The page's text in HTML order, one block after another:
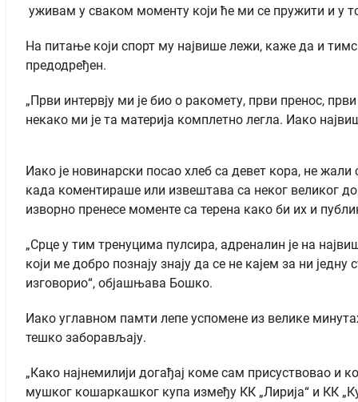
уживам у сваком моменту који ће ми се пружити и у
На питање који спорт му највише лежи, каже да и
предодређен.
„Први интервју ми је био о ракомету, први пренос,
некако ми је та материја комплетно легла. Иако
Иако је новинарски посао хлеб са девет кора, не
када коментираше или извештава са неког великог
изворно пренесе моменте са терена како би их и
„Срце у тим тренуцима пулсира, адреналин је на
који ме добро познају знају да се не кајем за ни
изговорио“, објашњава Бошко.
Иако углавном памти лепе успомене из велике
тешко заборављају.
„Како најнемилији догађај коме сам присуствовао и
мушког кошаркашког купа између КК „Лирија“ и КК